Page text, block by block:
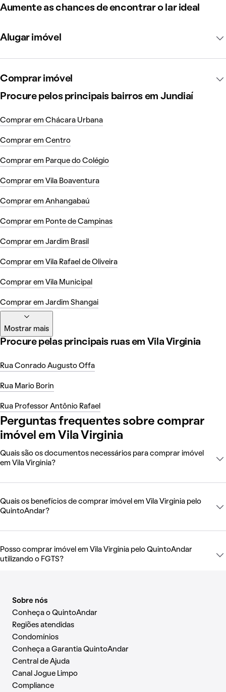
Aumente as chances de encontrar o lar ideal
Alugar imóvel
Comprar imóvel
Procure pelos principais bairros em Jundiaí
Comprar em Chácara Urbana
Comprar em Centro
Comprar em Parque do Colégio
Comprar em Vila Boaventura
Comprar em Anhangabaú
Comprar em Ponte de Campinas
Comprar em Jardim Brasil
Comprar em Vila Rafael de Oliveira
Comprar em Vila Municipal
Comprar em Jardim Shangai
Mostrar mais
Procure pelas principais ruas em Vila Virginia
Rua Conrado Augusto Offa
Rua Mario Borin
Rua Professor Antônio Rafael
Perguntas frequentes sobre comprar
imóvel em Vila Virginia
Quais são os documentos necessários para comprar imóvel
em Vila Virginia?
Quais os benefícios de comprar imóvel em Vila Virginia pelo
QuintoAndar?
Posso comprar imóvel em Vila Virginia pelo QuintoAndar
utilizando o FGTS?
Sobre nós
Conheça o QuintoAndar
Regiões atendidas
Condomínios
Conheça a Garantia QuintoAndar
Central de Ajuda
Canal Jogue Limpo
Compliance